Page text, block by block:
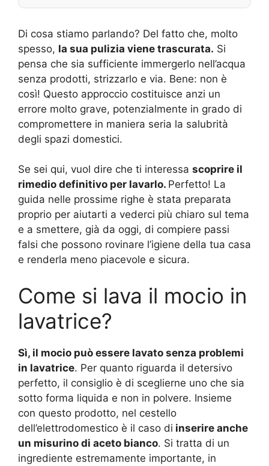
Di cosa stiamo parlando? Del fatto che, molto
spesso, la sua pulizia viene trascurata. Si
pensa che sia sufficiente immergerlo nell’acqua
senza prodotti, strizzarlo e via. Bene: non è
così! Questo approccio costituisce anzi un
errore molto grave, potenzialmente in grado di
compromettere in maniera seria la salubrità
degli spazi domestici.
Se sei qui, vuol dire che ti interessa scoprire il
rimedio definitivo per lavarlo. Perfetto! La
guida nelle prossime righe è stata preparata
proprio per aiutarti a vederci più chiaro sul tema
e a smettere, già da oggi, di compiere passi
falsi che possono rovinare l’igiene della tua casa
e renderla meno piacevole e sicura.
Come si lava il mocio in
lavatrice?
Sì, il mocio può essere lavato senza problemi
in lavatrice. Per quanto riguarda il detersivo
perfetto, il consiglio è di sceglierne uno che sia
sotto forma liquida e non in polvere. Insieme
con questo prodotto, nel cestello
dell’elettrodomestico è il caso di inserire anche
un misurino di aceto bianco. Si tratta di un
ingrediente estremamente importante, in